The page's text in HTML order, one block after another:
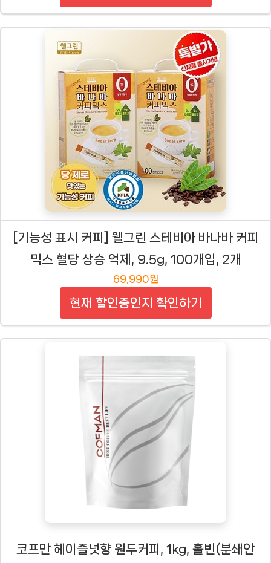
[기능성 표시 커피] 웰그린 스테비아 바나바 커피
믹스 혈당 상승 억제, 9.5g, 100개입, 2개
69,990원
현재 할인중인지 확인하기
코프만 헤이즐넛향 원두커피, 1kg, 홀빈(분쇄안